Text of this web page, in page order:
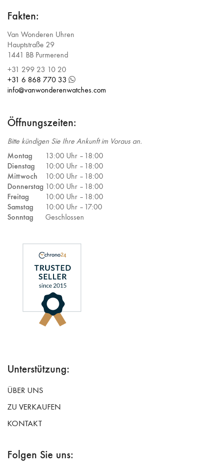
Fakten:
Van Wonderen Uhren
Hauptstraße 29
1441 BB Purmerend
+31 299 23 10 20
+31 6 868 770 33
info@vanwonderenwatches.com
Öffnungszeiten:
Bitte kündigen Sie Ihre Ankunft im Voraus an.
Montag
13:00 Uhr – 18:00
Dienstag
10:00 Uhr – 18:00
Mittwoch
10:00 Uhr – 18:00
Donnerstag 10:00 Uhr – 18:00
Freitag
10:00 Uhr – 18:00
Samstag
10:00 Uhr – 17:00
Sonntag
Geschlossen
Unterstützung:
ÜBER UNS
ZU VERKAUFEN
KONTAKT
Folgen Sie uns: